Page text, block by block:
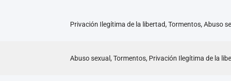
Privación Ilegítima de la libertad, Tormentos, Abuso
Abuso sexual, Tormentos, Privación Ilegítima de la